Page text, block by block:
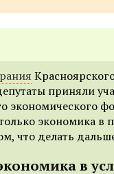
приняли
экономического
экономика в
что делать
в